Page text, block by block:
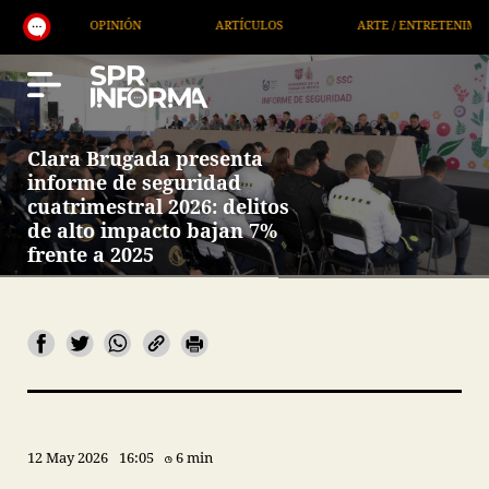
OPINIÓN ARTÍCULOS ARTE / ENTRETENIMIENTO
Clara Brugada presenta
informe de seguridad
cuatrimestral 2026: delitos
de alto impacto bajan 7%
frente a 2025
12 May 2026 16:05 6 min